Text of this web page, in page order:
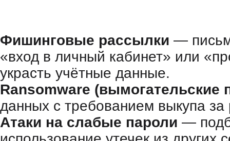
Фишинговые рассылки —
«вход в личный кабинет» или
украсть учётные данные.
Ransomware (вымогательские
данных с требованием выкупа
Атаки на слабые пароли —